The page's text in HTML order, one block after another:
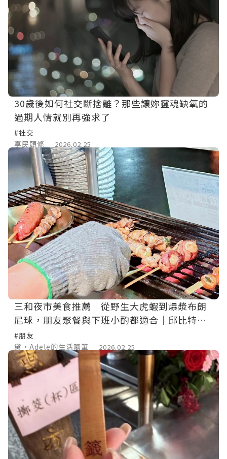
30歲後如何社交斷捨離？那些讓妳靈魂缺氧的
過期人情就別再強求了
#社交
享民頭條
2026.02.25
三和夜市美食推薦｜從野生大虎蝦到爆漿布朗
尼球，朋友聚餐與下班小酌都適合｜邱比特串
燒三和夜市店
#朋友
黛•Adele的生活隨筆
2026.02.25